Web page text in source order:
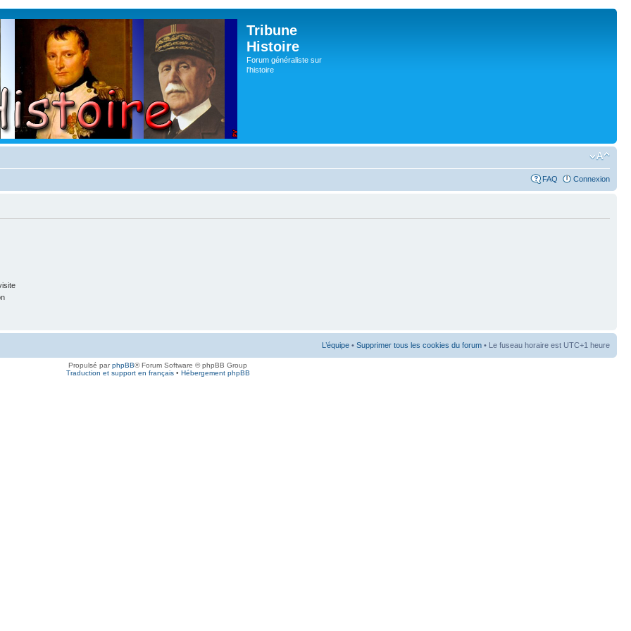
Tribune
Histoire
Forum généraliste sur
l'histoire
FAQ Connexion
L’équipe • Supprimer tous les cookies du forum • Le fuseau horaire est UTC+1 heure
Propulsé parphpBB® Forum Software © phpBB Group
Traduction et support en français• Hébergement phpBB